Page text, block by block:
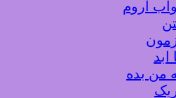
آروم
ابد
من بده